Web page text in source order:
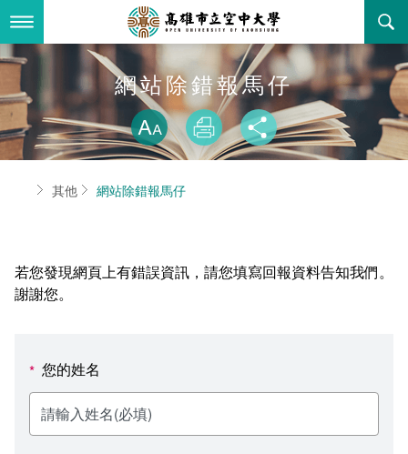
到
要
內最新消息
全部公告
教務公告
學系公告
活動研習
歷史訊息
新聞媒體專區
關於本校
空大簡介
立案證明
空大有利的學習條件
環境設備
本校位置
資訊圖像化專區
活動花絮
影音資訊
行政單位
行政單位簡介
校長室
教務處課務組
學習指導中心
學術單位
通識教育中心
法律學系
大眾傳播學系
其他好站
資訊相關法規
校務資訊
新生報名
在學資訊
校務系統
校內系統
網站除錯報馬仔
略過字型切
放大
列印 分享
首頁其他 網站除錯報馬仔
若您發現網頁上有錯誤資訊，請您填寫回報資料告知我們。
謝謝您。
* 您的姓名